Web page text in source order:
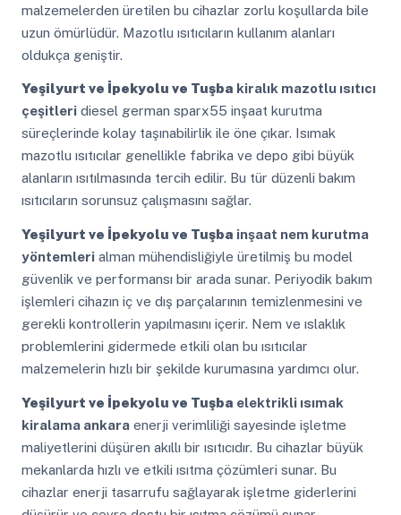
malzemelerden üretilen bu cihazlar zorlu koşullarda bile
uzun ömürlüdür. Mazotlu ısıtıcıların kullanım alanları
oldukça geniştir.
Yeşilyurt ve İpekyolu ve Tuşba kiralık mazotlu ısıtıcı
çeşitleridiesel german sparx55 inşaat kurutma
süreçlerinde kolay taşınabilirlik ile öne çıkar. Isımak
mazotlu ısıtıcılar genellikle fabrika ve depo gibi büyük
alanların ısıtılmasında tercih edilir. Bu tür düzenli bakım
ısıtıcıların sorunsuz çalışmasını sağlar.
Yeşilyurt ve İpekyolu ve Tuşba inşaat nem kurutma
yöntemlerialman mühendisliğiyle üretilmiş bu model
güvenlik ve performansı bir arada sunar. Periyodik bakım
işlemleri cihazın iç ve dış parçalarının temizlenmesini ve
gerekli kontrollerin yapılmasını içerir. Nem ve ıslaklık
problemlerini gidermede etkili olan bu ısıtıcılar
malzemelerin hızlı bir şekilde kurumasına yardımcı olur.
Yeşilyurt ve İpekyolu ve Tuşba elektrikli ısımak
kiralama ankaraenerji verimliliği sayesinde işletme
maliyetlerini düşüren akıllı bir ısıtıcıdır. Bu cihazlar büyük
mekanlarda hızlı ve etkili ısıtma çözümleri sunar. Bu
cihazlar enerji tasarrufu sağlayarak işletme giderlerini